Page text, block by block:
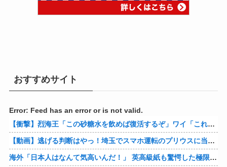
おすすめサイト
Error: Feed has an error or is not valid.
【衝撃】烈海王「この砂糖水を飲めば復活するぞ」ワイ「これはトンデモ理論やろなぁ」ﾍﾟﾗ←結果ｗｗｗｗ
【動画】逃げる判断はやっ！埼玉でスマホ運転のプリウスに当て逃げされる車載。
海外「日本人はなんて気高いんだ！」 英高級紙も驚愕した極限の中の日本人の姿に世界が衝撃